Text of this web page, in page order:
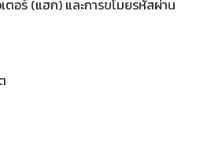
อร์ (แฮก) และการขโมยรหัสผ่าน